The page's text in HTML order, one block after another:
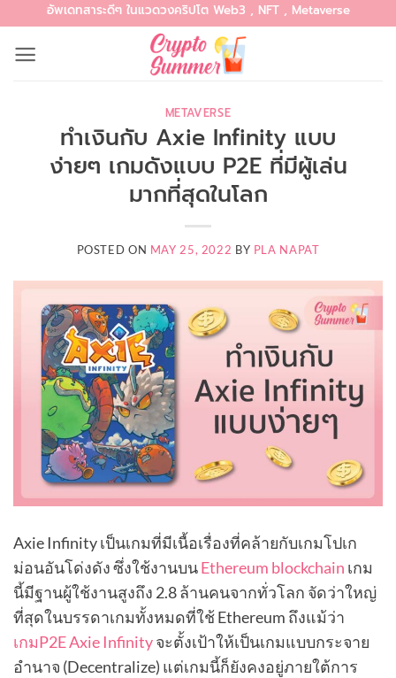
content
อัพเดทสาระดีๆ ในแวดวงคริปโต Web3 , NFT , Metaverse
METAVERSE
ทำเงินกับ Axie Infinity แบบ
ง่ายๆ เกมดังแบบ P2E ที่มีผู้เล่น
มากที่สุดในโลก
POSTED ON MAY 25, 2022 BY PLA NAPAT
Axie Infinity เป็นเกมที่มีเนื้อเรื่องที่คล้ายกับเกมโปเก
ม่อนอันโด่งดัง ซึ่งใช้งานบนEthereum blockchain เกม
นี้มีฐานผู้ใช้งานสูงถึง 2.8 ล้านคนจากทั่วโลก จัดว่าใหญ่
ที่สุดในบรรดาเกมทั้งหมดที่ใช้ Ethereum ถึงแม้ว่า
เกมP2E Axie Infinityจะตั้งเป้าให้เป็นเกมแบบกระจาย
อำนาจ (Decentralize) แต่เกมนี้ก็ยังคงอยู่ภายใต้การ